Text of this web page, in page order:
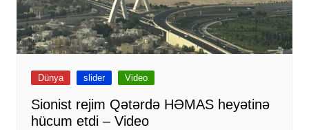
Dünya slider Video
Sionist rejim Qətərdə HƏMAS heyətinə
hücum etdi – Video